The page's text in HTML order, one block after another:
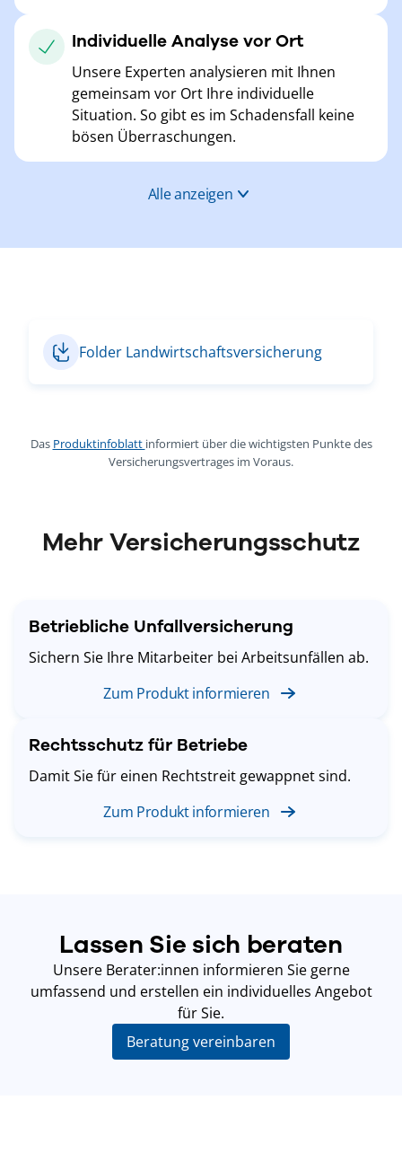
Individuelle Analyse vor Ort
Unsere Experten analysieren mit Ihnen
gemeinsam vor Ort Ihre individuelle
Situation. So gibt es im Schadensfall keine
bösen Überraschungen.
Alle anzeigen
Folder Landwirtschaftsversicherung
Das Produktinfoblatt informiert über die wichtigsten Punkte des
Versicherungsvertrages im Voraus.
Mehr Versicherungsschutz
Zum Produkt informieren
Betriebliche Unfallversicherung
Sichern Sie Ihre Mitarbeiter bei Arbeitsunfällen ab.
Zum Produkt informieren
Rechtsschutz für Betriebe
Damit Sie für einen Rechtstreit gewappnet sind.
Lassen Sie sich beraten
Unsere Berater:innen informieren Sie gerne
umfassend und erstellen ein individuelles Angebot
für Sie.
Beratung vereinbaren